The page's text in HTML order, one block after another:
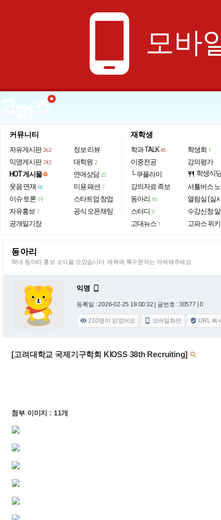
phone_android 모바
커뮤니티
자유게시판 262
익명게시판 742
HOT 게시물
웃음·연재 60
이슈·토론 19
자유홍보 7
공개일기장
정보·리뷰
대학원 2
연애상담 22
미용·패션 7
스타트업·창업
공식 오픈채팅
재학생
학과 TALK 45
이중전공
└ 쿠플라이
강의자료·족보
동아리 10
스터디 3
고대뉴스 1
학생회 1
강의평가
restaurant 학생식
셔틀버스
열람실 (실
수강신청
고파스 위키
동아리
학내 동아리 홍보 소식을 모았습니다. 제목에 특수문자는 자제해주세요.
익명 
등록일 : 2026-02-25 18:00:32 | 글번호 : 30577 | 0
 210명이 읽었어요  모바일화면  URL 복
[고려대학교 국제기구학회 KIOSS 38th Recruiting] 
첨부 이미지 : 11개